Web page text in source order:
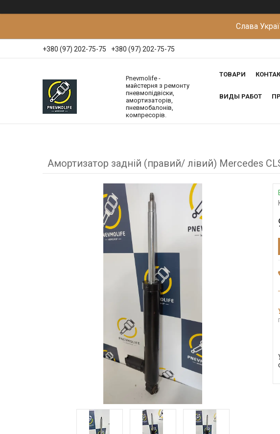
Слава
+380 (97) 202-75-75 +380 (97) 202-75-75
Pnevmolife -
майстерня з ремонту
пневмопідвіски,
амортизаторів,
пневмобалонів,
компресорів.
ТОВАРИ
ВИДЫ РАБОТ
Амортизатор задній (правий/ лівий) Mercedes